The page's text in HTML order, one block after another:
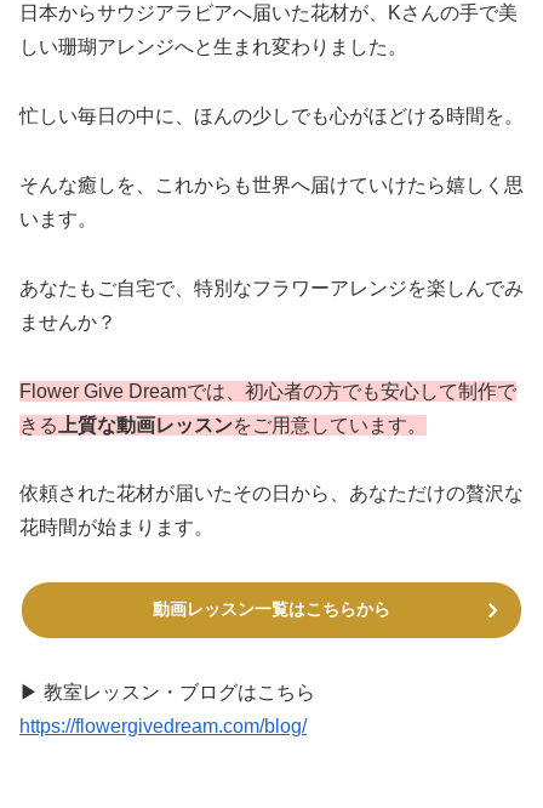
日本からサウジアラビアへ届いた花材が、Kさんの手で美
しい珊瑚アレンジへと生まれ変わりました。
忙しい毎日の中に、ほんの少しでも心がほどける時間を。
そんな癒しを、これからも世界へ届けていけたら嬉しく思
います。
あなたもご自宅で、特別なフラワーアレンジを楽しんでみ
ませんか？
Flower Give Dreamでは、初心者の方でも安心して制作で
きる
上質な動画レッスンをご用意しています。
依頼された花材が届いたその日から、あなただけの贅沢な
花時間が始まります。
動画レッスン一覧はこちらから
▶ 教室レッスン・ブログはこちら
https://flowergivedream.com/blog/